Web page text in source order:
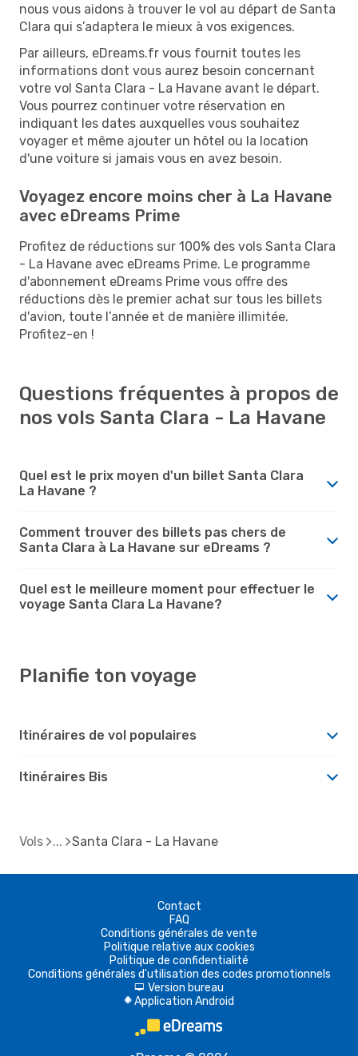
nous vous aidons à trouver le vol au départ de Santa
Clara qui s’adaptera le mieux à vos exigences.
Par ailleurs, eDreams.fr vous fournit toutes les
informations dont vous aurez besoin concernant
votre vol Santa Clara - La Havane avant le départ.
Vous pourrez continuer votre réservation en
indiquant les dates auxquelles vous souhaitez
voyager et même ajouter un hôtel ou la location
d'une voiture si jamais vous en avez besoin.
Voyagez encore moins cher à La Havane
avec eDreams Prime
Profitez de réductions sur 100% des vols Santa Clara
- La Havane avec eDreams Prime. Le programme
d'abonnement eDreams Prime vous offre des
réductions dès le premier achat sur tous les billets
d'avion, toute l’année et de manière illimitée.
Profitez-en !
Questions fréquentes à propos de
nos vols Santa Clara - La Havane
Quel est le prix moyen d'un billet Santa Clara
La Havane ?
Comment trouver des billets pas chers de
Santa Clara à La Havane sur eDreams ?
Quel est le meilleure moment pour effectuer le
voyage Santa Clara La Havane?
Planifie ton voyage
Itinéraires de vol populaires
Itinéraires Bis
Vols Santa Clara - La Havane
Contact
FAQ
Conditions générales de vente
Politique relative aux cookies
Politique de confidentialité
Conditions générales d'utilisation des codes promotionnels
d Version bureau
A Application Android